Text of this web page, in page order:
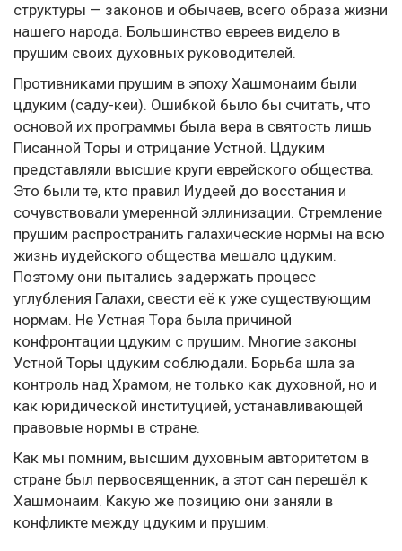
структуры — законов и обычаев, всего образа жизни
нашего народа. Большинство евреев видело в
прушим своих духовных руководителей.
Противниками прушим в эпоху Хашмонаим были
цдуким (саду-кеи). Ошибкой было бы считать, что
основой их программы была вера в святость лишь
Писанной Торы и отрицание Устной. Цдуким
представляли высшие круги еврейского общества.
Это были те, кто правил Иудеей до восстания и
сочувствовали умеренной эллинизации. Стремление
прушим распространить галахические нормы на всю
жизнь иудейского общества мешало цдуким.
Поэтому они пытались задержать процесс
углубления Галахи, свести её к уже существующим
нормам. Не Устная Тора была причиной
конфронтации цдуким с прушим. Многие законы
Устной Торы цдуким соблюдали. Борьба шла за
контроль над Храмом, не только как духовной, но и
как юридической институцией, устанавливающей
правовые нормы в стране.
Как мы помним, высшим духовным авторитетом в
стране был первосвященник, а этот сан перешёл к
Хашмонаим. Какую же позицию они заняли в
конфликте между цдуким и прушим.